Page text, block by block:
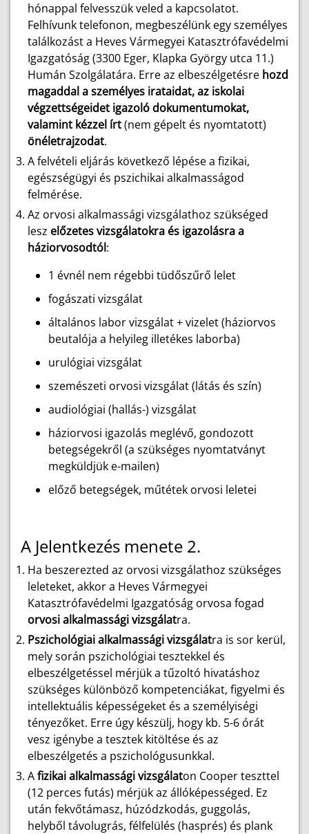
hónappal felvesszük veled a kapcsolatot.
Felhívunk telefonon, megbeszélünk egy személyes
találkozást a Heves Vármegyei Katasztrófavédelmi
Igazgatóság (3300 Eger, Klapka György utca 11.)
Humán Szolgálatára. Erre az elbeszélgetésre hozd
magaddal a személyes irataidat, az iskolai
végzettségeidet igazoló dokumentumokat,
valamint kézzel írt(nem gépelt és nyomtatott)
önéletrajzodat.
A felvételi eljárás következő lépése a fizikai,
egészségügyi és pszichikai alkalmasságod
felmérése.
Az orvosi alkalmassági vizsgálathoz szükséged
lesz előzetes vizsgálatokra és igazolásra a
háziorvosodtól:
1 évnél nem régebbi tüdőszűrő lelet
fogászati vizsgálat
általános labor vizsgálat + vizelet (háziorvos
beutalója a helyileg illetékes laborba)
urulógiai vizsgálat
szemészeti orvosi vizsgálat (látás és szín)
audiológiai (hallás-) vizsgálat
háziorvosi igazolás meglévő, gondozott
betegségekről (a szükséges nyomtatványt
megküldjük e-mailen)
előző betegségek, műtétek orvosi leletei
A Jelentkezés menete 2.
Ha beszerezted az orvosi vizsgálathoz szükséges
leleteket, akkor a Heves Vármegyei
Katasztrófavédelmi Igazgatóság orvosa fogad
orvosi alkalmassági vizsgálatra.
Pszichológiai alkalmassági vizsgálatra is sor kerül,
mely során pszichológiai tesztekkel és
elbeszélgetéssel mérjük a tűzoltó hivatáshoz
szükséges különböző kompetenciákat, figyelmi és
intellektuális képességeket és a személyiségi
tényezőket. Erre úgy készülj, hogy kb. 5-6 órát
vesz igénybe a tesztek kitöltése és az
elbeszélgetés a pszichológusunkkal.
Afizikai alkalmassági vizsgálaton Cooper teszttel
(12 perces futás) mérjük az állóképességed. Ez
után fekvőtámasz, húzódzkodás, guggolás,
helyből távolugrás, félfelülés (hasprés) és plank